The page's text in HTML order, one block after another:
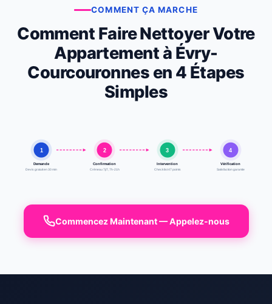
COMMENT ÇA MARCHE
Comment Faire Nettoyer Votre
Appartement à Évry-
Courcouronnes en 4 Étapes
Simples
1
Demande
Devis gratuit en 30 min
2
Confirmation
Créneau 7j/7, 7h-21h
3
Intervention
Checklist 47 points
4
Vérification
Satisfaction garantie
Commencez Maintenant — Appelez-nous